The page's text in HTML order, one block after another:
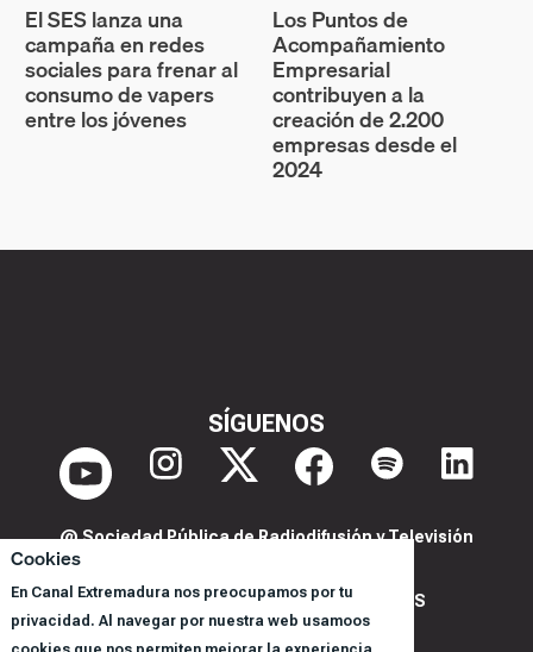
Cookies
En Canal Extremadura nos preocupamos por tu
privacidad. Al navegar por nuestra web usamoos
El SES lanza una
campaña en redes
sociales para frenar al
consumo de vapers
entre los jóvenes
Los Puntos de
Acompañamiento
Empresarial
contribuyen a la
creación de 2.200
empresas desde el
2024
SÍGUENOS
@ Sociedad Pública de Radiodifusión y Televisión
POLITICA DE PRIVACIDAD Y COOKIES